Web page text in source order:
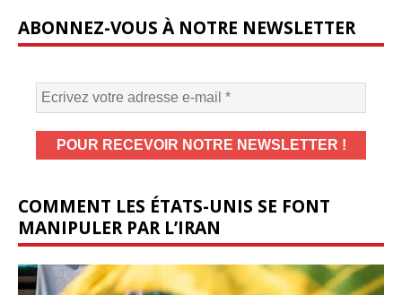
ABONNEZ-VOUS À NOTRE NEWSLETTER
COMMENT LES ÉTATS-UNIS SE FONT
MANIPULER PAR L’IRAN